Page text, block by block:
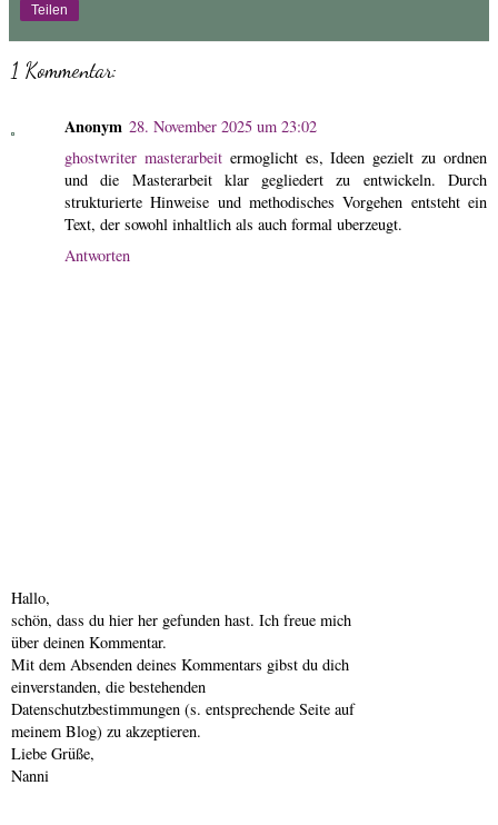
Teilen
1 Kommentar:
Anonym 28. November 2025 um 23:02
ghostwriter masterarbeitermoglicht es, Ideen gezielt zu ordnen
und die Masterarbeit klar gegliedert zu entwickeln. Durch
strukturierte Hinweise und methodisches Vorgehen entsteht ein
Text, der sowohl inhaltlich als auch formal uberzeugt.
Antworten
Hallo,
schön, dass du hier her gefunden hast. Ich freue mich
über deinen Kommentar.
Mit dem Absenden deines Kommentars gibst du dich
einverstanden, die bestehenden
Datenschutzbestimmungen (s. entsprechende Seite auf
meinem Blog) zu akzeptieren.
Liebe Grüße,
Nanni